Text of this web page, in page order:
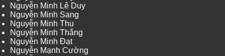
Nguyễn Minh Lê Duy
Nguyễn Minh Sang
Nguyễn Minh Thu
Nguyễn Minh Thắng
Nguyễn Minh Đạt
Nguyễn Mạnh Cường